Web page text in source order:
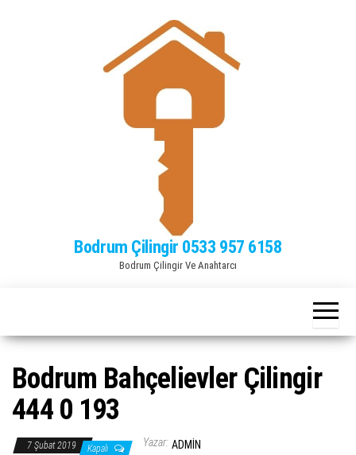
Bodrum Çilingir 0533 957 6158
Bodrum Çilingir Ve Anahtarcı
Bodrum Bahçelievler Çilingir
444 0 193
7 Şubat 2019 Kapalı Yazar: ADMIN